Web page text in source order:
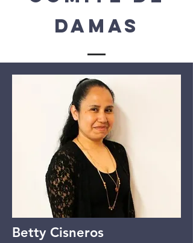
Damas
Betty Cisneros